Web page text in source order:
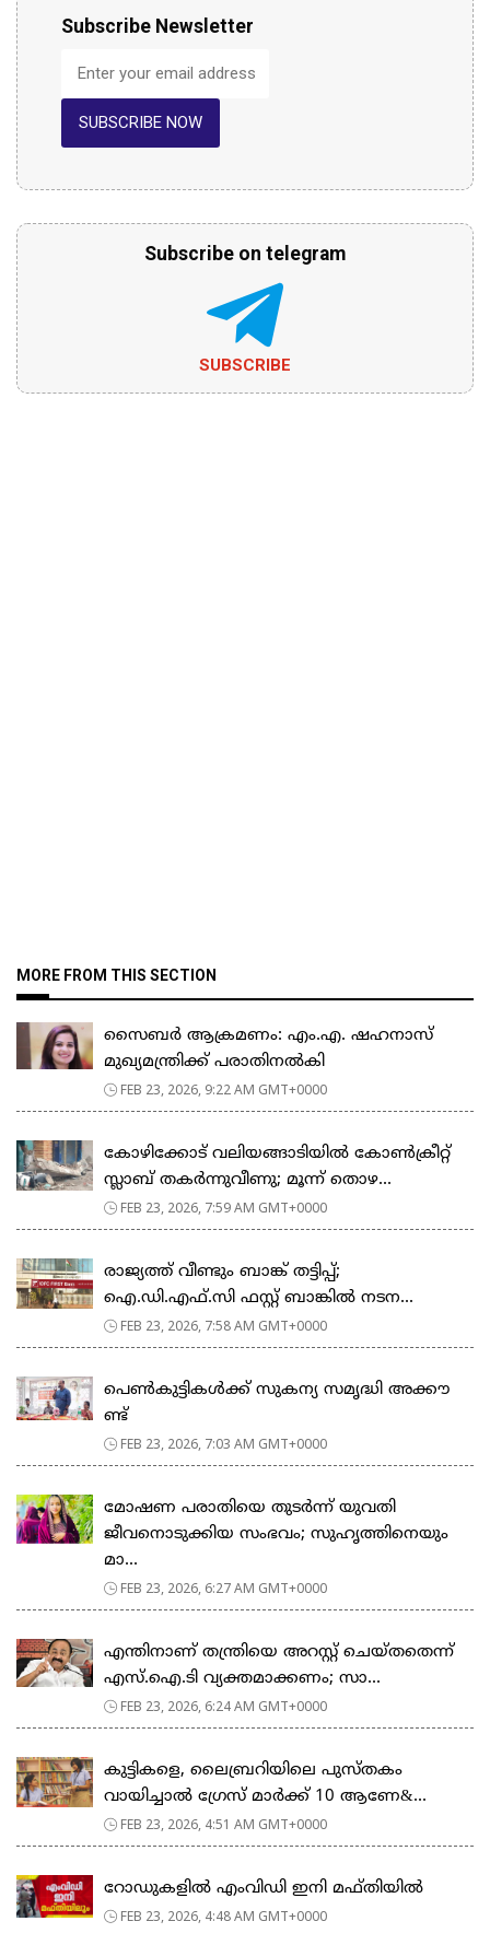
Subscribe Newsletter
SUBSCRIBE NOW
Subscribe on telegram
SUBSCRIBE
MORE FROM THIS SECTION
സൈബർ ആക്രമണം: എം.എ. ഷഹനാസ്
മുഖ്യമന്ത്രിക്ക് പരാതിനൽകി
FEB 23, 2026, 9:22 AM GMT+0000
കോഴിക്കോട് വലിയങ്ങാടിയിൽ കോൺക്രീറ്റ്
സ്ലാബ് തകർന്നുവീണു; മൂന്ന് തൊഴ...
FEB 23, 2026, 7:59 AM GMT+0000
രാജ്യത്ത് വീണ്ടും ബാങ്ക് തട്ടിപ്പ്;
ഐ.ഡി.എഫ്.സി ഫസ്റ്റ് ബാങ്കിൽ നടന...
FEB 23, 2026, 7:58 AM GMT+0000
പെ​ൺ​കു​ട്ടി​ക​ൾ​ക്ക് സു​ക​ന്യ സ​മൃ​ദ്ധി അ​ക്കൗ​
ണ്ട്
FEB 23, 2026, 7:03 AM GMT+0000
മോഷണ പരാതിയെ തുടര്‍ന്ന് യുവതി
ജീവനൊടുക്കിയ സംഭവം; സുഹൃത്തിനെയും
മാ...
FEB 23, 2026, 6:27 AM GMT+0000
എന്തിനാണ് തന്ത്രിയെ അറസ്റ്റ് ചെയ്തതെന്ന്
എസ്.ഐ.ടി വ്യക്തമാക്കണം; സാ...
FEB 23, 2026, 6:24 AM GMT+0000
കുട്ടികളെ, ലൈബ്രറിയിലെ പുസ്തകം
വായിച്ചാല്‍ ഗ്രേസ് മാര്‍ക്ക് 10 ആണേ&...
FEB 23, 2026, 4:51 AM GMT+0000
റോഡുകളില്‍ എംവിഡി ഇനി മഫ്തിയില്‍
FEB 23, 2026, 4:48 AM GMT+0000